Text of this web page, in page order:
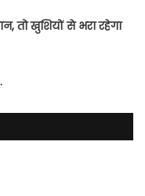
तो खुशियों से भरा रहेगा